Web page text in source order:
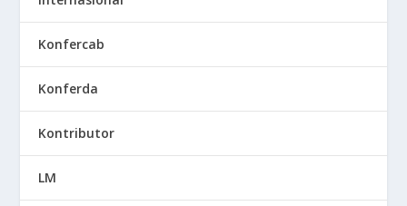
Konfercab
Konferda
Kontributor
LM